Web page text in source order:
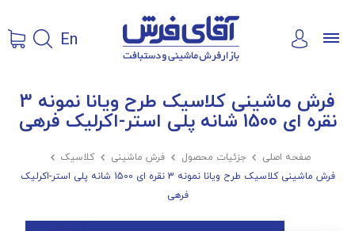
En
فرش ماشینی کلاسیک طرح ویانا نمونه 3
نقره ای 1500 شانه پلی استر-اکرلیک فرهی
صفحه اصلی  جزئیات محصول  فرش ماشینی  کلاسیک 
فرش ماشینی کلاسیک طرح ویانا نمونه 3 نقره ای 1500 شانه پلی استر-اکرلیک
فرهی